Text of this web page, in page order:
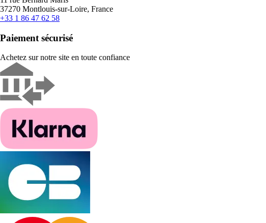
37270 Montlouis-sur-Loire, France
+33 1 86 47 62 58
Paiement sécurisé
Achetez sur notre site en toute confiance